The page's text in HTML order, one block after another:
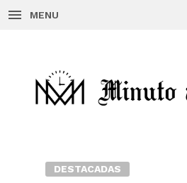
MENU
DESTACADAS